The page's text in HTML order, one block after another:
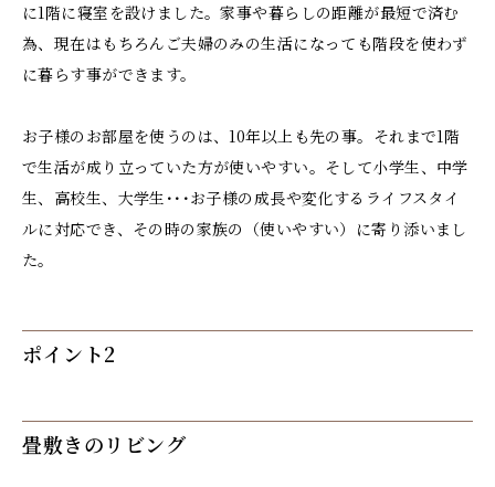
に1階に寝室を設けました。家事や暮らしの距離が最短で済む
為、現在はもちろんご夫婦のみの生活になっても階段を使わず
に暮らす事ができます。
お子様のお部屋を使うのは、10年以上も先の事。それまで1階
で生活が成り立っていた方が使いやすい。そして小学生、中学
生、高校生、大学生･･･お子様の成長や変化するライフスタイ
ルに対応でき、その時の家族の（使いやすい）に寄り添いまし
た。
ポイント2
畳敷きのリビング